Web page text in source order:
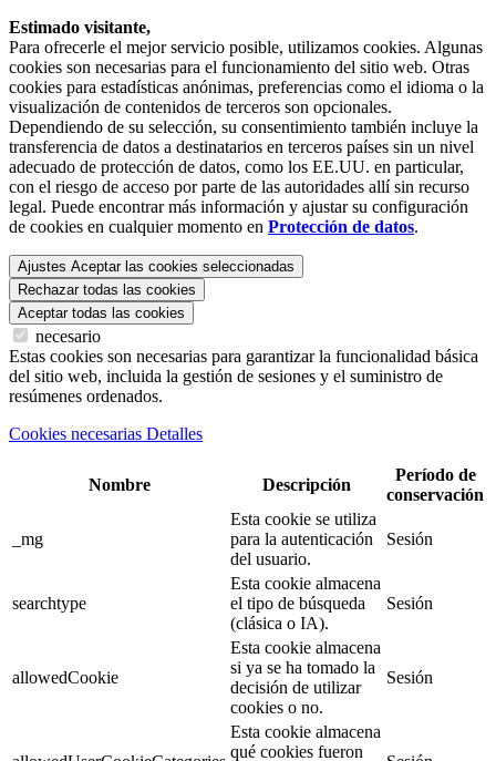
Estimado visitante,
Para ofrecerle el mejor servicio posible, utilizamos cookies. Algunas
cookies son necesarias para el funcionamiento del sitio web. Otras
cookies para estadísticas anónimas, preferencias como el idioma o la
visualización de contenidos de terceros son opcionales.
Dependiendo de su selección, su consentimiento también incluye la
transferencia de datos a destinatarios en terceros países sin un nivel
adecuado de protección de datos, como los EE.UU. en particular,
con el riesgo de acceso por parte de las autoridades allí sin recurso
legal. Puede encontrar más información y ajustar su configuración
de cookies en cualquier momento en Protección de datos.
Ajustes Aceptar las cookies seleccionadas
Rechazar todas las cookies
Aceptar todas las cookies
necesario
Estas cookies son necesarias para garantizar la funcionalidad básica
del sitio web, incluida la gestión de sesiones y el suministro de
resúmenes ordenados.
Cookies necesarias Detalles
Nombre Descripción
Período de
conservación
_mg
Esta cookie se utiliza
para la autenticación
del usuario.
Sesión
searchtype
Esta cookie almacena
el tipo de búsqueda
(clásica o IA).
Sesión
allowedCookie
Esta cookie almacena
si ya se ha tomado la
decisión de utilizar
cookies o no.
Sesión
Esta cookie almacena
qué cookies fueron